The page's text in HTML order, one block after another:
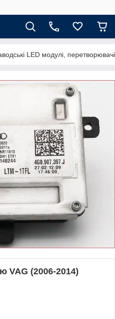
LED модулі,
VAG (2006-2014)